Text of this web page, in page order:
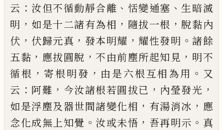
云 ： 汝但不循動靜合離 、 恬變通塞 、生暗滅
明 ， 如是十二諸有為相 ， 隨拔一根 ， 脫黏內
伏 ， 伏歸元真 ， 發本明耀 ， 耀性發明 。諸餘
五黏 ， 應拔圓脫 ，不由前塵所起知見 ， 明不
循根 ， 寄根明發 ， 由是六根互相為用 。 又
云 ： 阿難 ， 今汝諸根若圓拔已 ， 內瑩發光 ，
如是浮塵及器世間諸變化相 ， 有湯消冰 ， 應
念化成無上知覺 。 汝或未悟 ， 吾再明示 。 真